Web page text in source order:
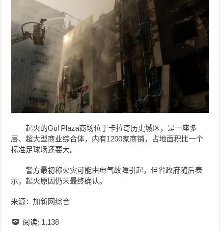
起火的Gul Plaza商场位于卡拉奇历史城区，是一座多
层、超大型商业综合体，内有1200家商铺，占地面积比一个
标准足球场还要大。
警方最初称火灾可能由电气故障引起，但省政府随后表
示，起火原因仍未最终确认。
来源：加新网综合
阅读: 1,138